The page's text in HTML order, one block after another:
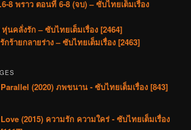
8 พราว ตอนที่ 6-8 (จบ) – ซับไทยเต็มเรื่อง
นคลั่งรัก – ซับไทยเต็มเรื่อง [2464]
กร้ายกลายร่าง – ซับไทยเต็มเรื่อง [2463]
Parallel (2020) ภพขนาน - ซับไทยเต็มเรื่อง [843]
Love (2015) ความรัก ความใคร่ - ซับไทยเต็มเรื่อง